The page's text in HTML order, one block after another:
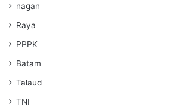
nagan
Raya
PPPK
Batam
Talaud
TNI